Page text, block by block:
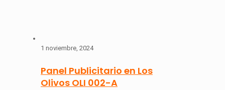
1 noviembre, 2024
Panel Publicitario en Los
Olivos OLI 002-A